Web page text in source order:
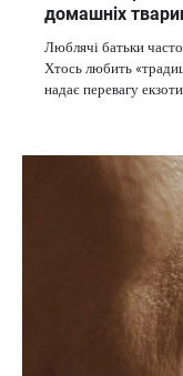
домашніх
Люблячі батьки часто
Хтось любить
надає перевагу